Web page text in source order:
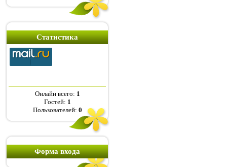
Статистика
Онлайн всего: 1
Гостей: 1
Пользователей: 0
Форма входа